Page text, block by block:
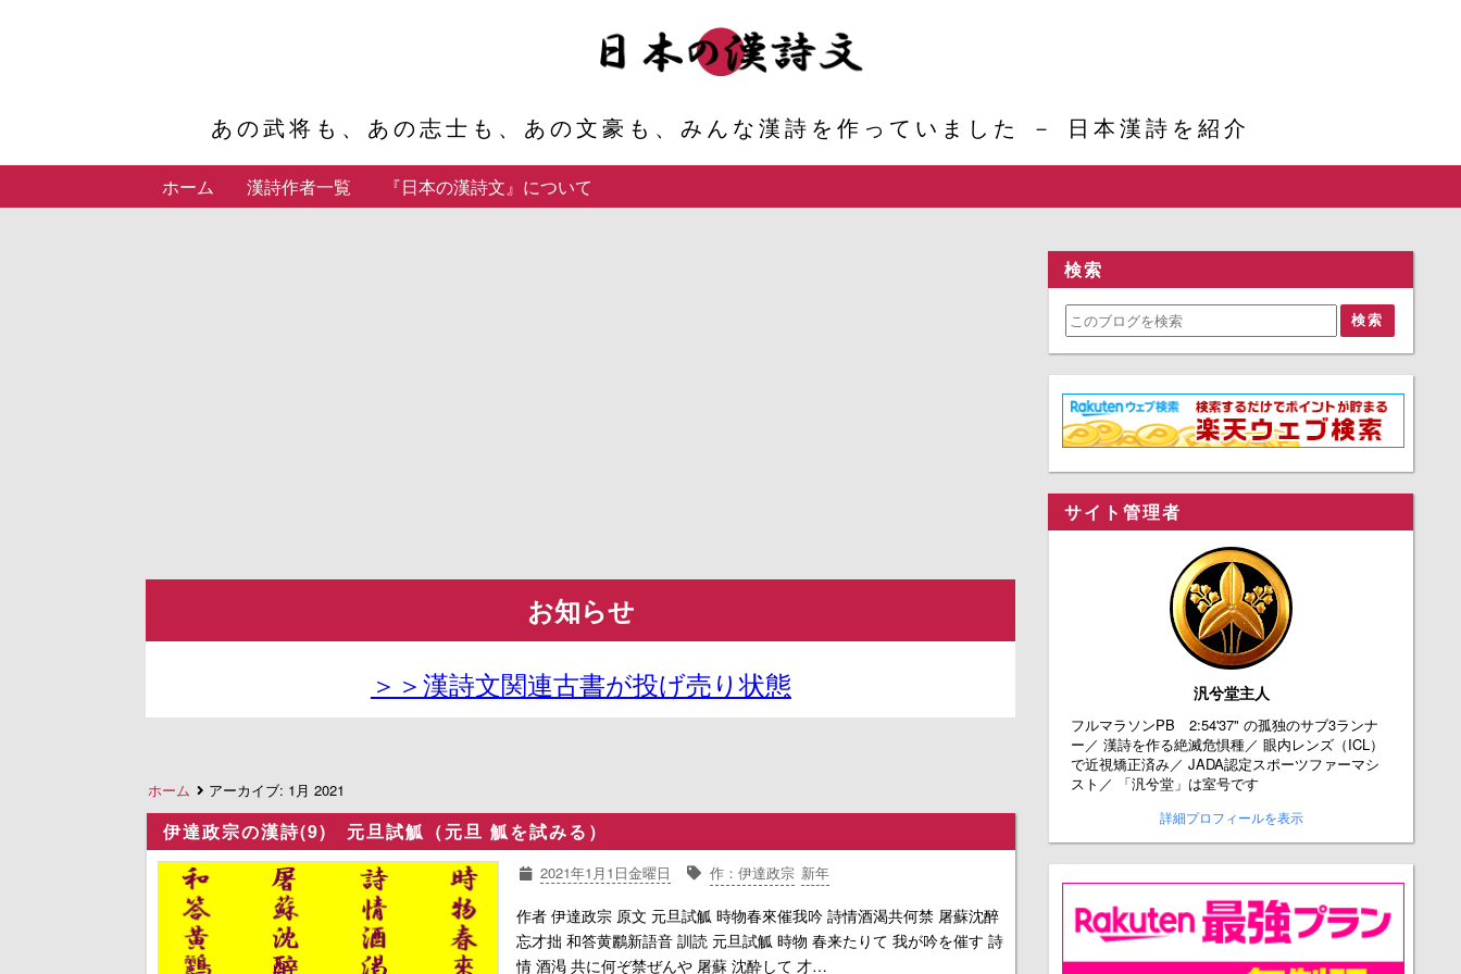
あの武将も、あの志士も、あの文豪も、みんな漢詩を作っていました － 日本漢詩を紹介
ホーム 漢詩作者一覧 『日本の漢詩文』について
お知らせ
＞＞漢詩文関連古書が投げ売り状態
ホーム アーカイブ: 1月 2021
伊達政宗の漢詩(9) 元旦試觚（元旦 觚を試みる）
2021年1月1日金曜日 作：伊達政宗 新年
作者 伊達政宗 原文 元旦試觚 時物春來催我吟 詩情酒渴共何禁 屠蘇沈醉
忘才拙 和答黄鸝新語音 訓読 元旦試觚 時物 春来たりて 我が吟を催す 詩
情 酒渇 共に何ぞ禁ぜんや 屠蘇 沈酔して 才…
検索
サイト管理者
汎兮堂主人
フルマラソンPB 2:54'37" の孤独のサブ3ランナ
ー／ 漢詩を作る絶滅危惧種／ 眼内レンズ（ICL）
で近視矯正済み／ JADA認定スポーツファーマシ
スト／ 「汎兮堂」は室号です
詳細プロフィールを表示